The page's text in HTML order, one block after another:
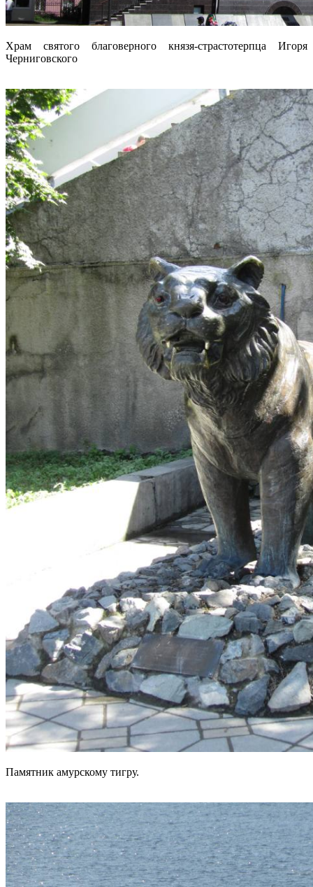
Храм святого благоверного князя-страстотерпца Игоря
Черниговского
Памятник амурскому тигру.